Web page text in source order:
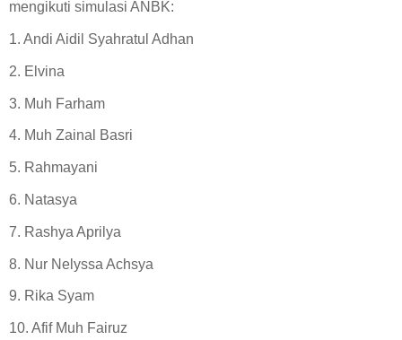
mengikuti simulasi ANBK:
1. Andi Aidil Syahratul Adhan
2. Elvina
3. Muh Farham
4. Muh Zainal Basri
5. Rahmayani
6. Natasya
7. Rashya Aprilya
8. Nur Nelyssa Achsya
9. Rika Syam
10. Afif Muh Fairuz